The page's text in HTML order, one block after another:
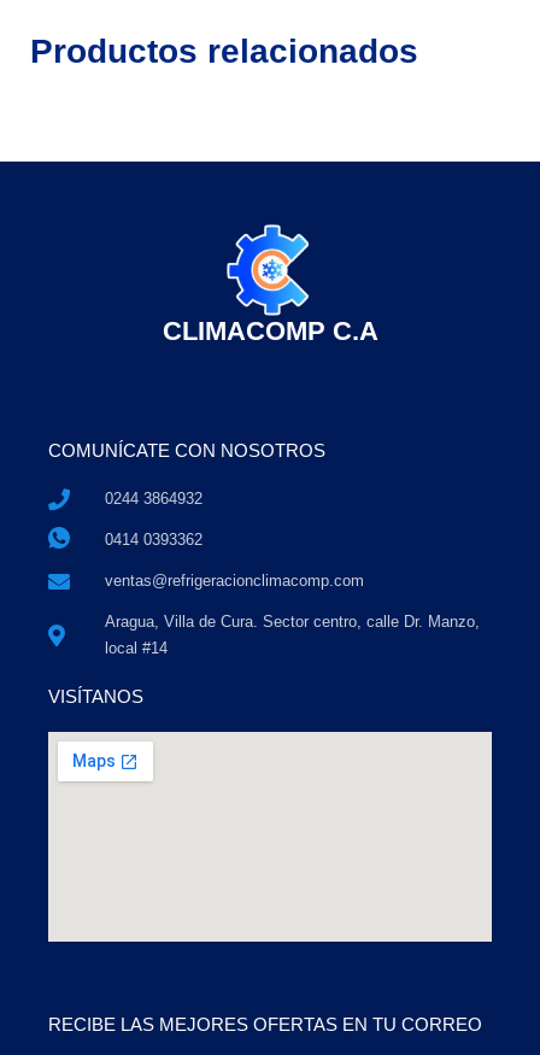
Productos relacionados
CLIMACOMP C.A
COMUNÍCATE CON NOSOTROS
0244 3864932
0414 0393362
ventas@refrigeracionclimacomp.com
Aragua, Villa de Cura. Sector centro, calle Dr. Manzo,
local #14
VISÍTANOS
RECIBE LAS MEJORES OFERTAS EN TU CORREO